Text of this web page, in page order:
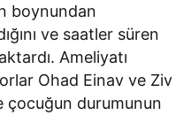
boynundan
ve saatler süren
Ameliyatı
Ohad Einav ve Ziv
çocuğun durumunun